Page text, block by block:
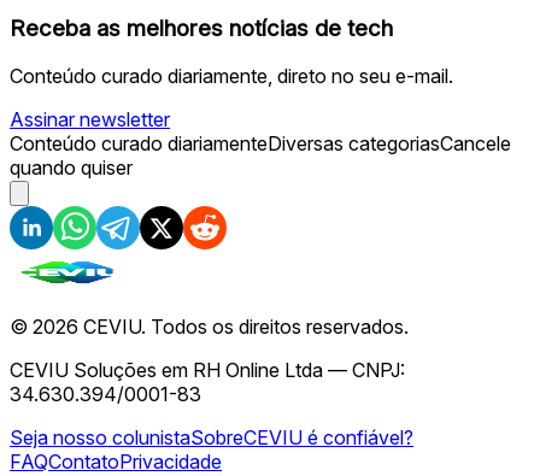
Receba as melhores notícias de tech
Conteúdo curado diariamente, direto no seu e-mail.
Assinar newsletter
Conteúdo curado diariamenteDiversas categoriasCancele
quando quiser
© 2026 CEVIU. Todos os direitos reservados.
CEVIU Soluções em RH Online Ltda — CNPJ:
34.630.394/0001-83
Seja nosso colunistaSobreCEVIU é confiável?
FAQContatoPrivacidade